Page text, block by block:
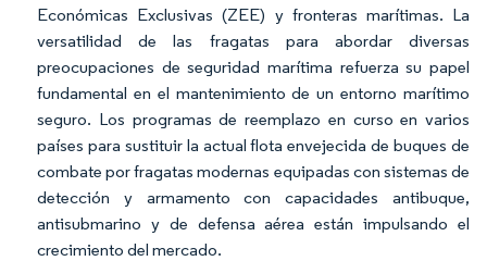
Económicas Exclusivas (ZEE) y fronteras marítimas. La
versatilidad de las fragatas para abordar diversas
preocupaciones de seguridad marítima refuerza su papel
fundamental en el mantenimiento de un entorno marítimo
seguro. Los programas de reemplazo en curso en varios
países para sustituir la actual flota envejecida de buques de
combate por fragatas modernas equipadas con sistemas de
detección y armamento con capacidades antibuque,
antisubmarino y de defensa aérea están impulsando el
crecimiento del mercado.